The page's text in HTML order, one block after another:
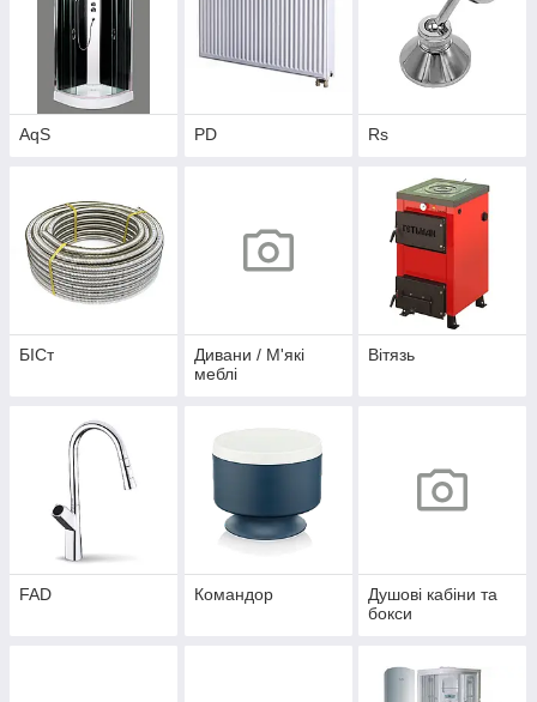
AqS PD Rs
БІСт
Дивани / М'які
меблі
Вітязь
FAD Командор
Душові кабіни та
бокси